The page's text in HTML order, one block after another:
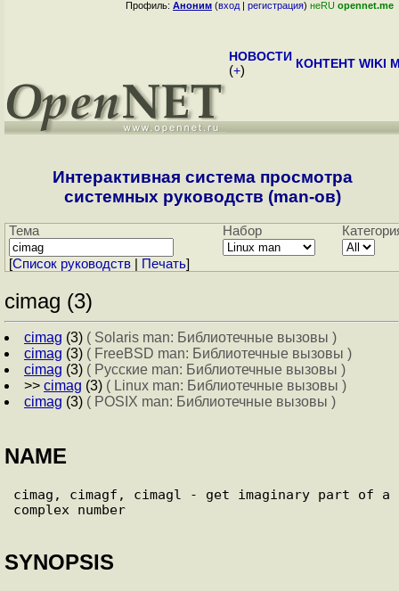
Профиль: Аноним (вход | регистрация) неRU opennet.me
НОВОСТИ
(+) КОНТЕНТ WIKI
Интерактивная система просмотра
системных руководств (man-ов)
Тема Набор
[Cписок руководств Печать]
cimag (3)
cimag (3) ( Solaris man: Библиотечные вызовы )
cimag (3) ( FreeBSD man: Библиотечные вызовы )
cimag (3) ( Русские man: Библиотечные вызовы )
>> cimag (3) ( Linux man: Библиотечные вызовы )
cimag (3) ( POSIX man: Библиотечные вызовы )
NAME
cimag, cimagf, cimagl - get imaginary part of a
SYNOPSIS